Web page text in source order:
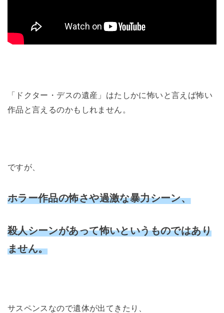
「ドクター・デスの遺産」はたしかに怖いと言えば怖い
作品と言えるのかもしれません。
ですが、
ホラー作品の怖さや過激な暴力シーン、
殺人シーンがあって怖いというものではあり
ません。
サスペンスなので遺体が出てきたり、